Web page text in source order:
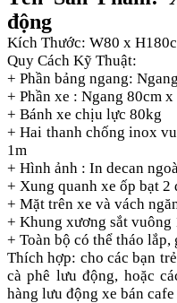
động
Kích Thước: W80 x
Quy Cách Kỹ Thuật:
+ Phần bảng ngang:
+ Phần xe : Ngang 80cm
+ Bánh xe chịu lực 80kg
+ Hai thanh chống inox
1m
+ Hình ảnh : In decan
+ Xung quanh xe ốp bạt 2
+ Mặt trên xe và vách
+ Khung xương sắt vuông
+ Toàn bộ có thể tháo lắp,
Thích hợp: cho các bạn
cà phê lưu động, hoặc
hàng lưu động xe bán cafe